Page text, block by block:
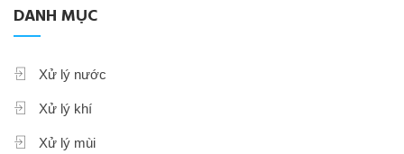
DANH MỤC
Xử lý nước
Xử lý khí
Xử lý mùi